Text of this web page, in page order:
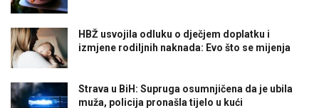
HBŽ usvojila odluku o dječjem doplatku i
izmjene rodiljnih naknada: Evo što se mijenja
Strava u BiH: Supruga osumnjičena da je ubila
muža, policija pronašla tijelo u kući